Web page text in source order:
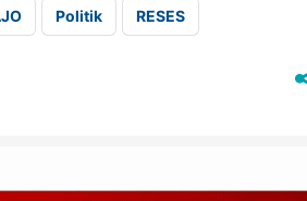
Politik RESES